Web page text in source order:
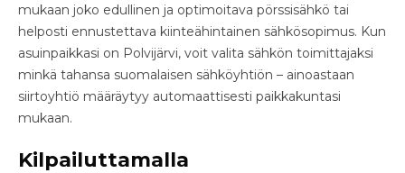
mukaan joko edullinen ja optimoitava pörssisähkö tai
helposti ennustettava kiinteähintainen sähkösopimus. Kun
asuinpaikkasi on Polvijärvi, voit valita sähkön toimittajaksi
minkä tahansa suomalaisen sähköyhtiön – ainoastaan
siirtoyhtiö määräytyy automaattisesti paikkakuntasi
mukaan.
Kilpailuttamalla